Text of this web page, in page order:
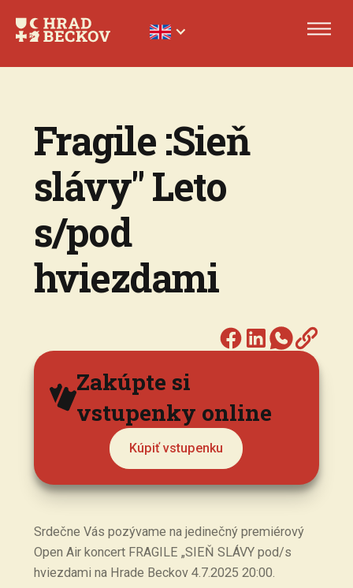
Fragile :Sieň
slávy" Leto
s/pod
hviezdami
Zakúpte si
vstupenky online
Kúpiť vstupenku
Srdečne Vás pozývame na jedinečný premiérový
Open Air koncert FRAGILE „SIEŇ SLÁVY pod/s
hviezdami na Hrade Beckov 4.7.2025 20:00.